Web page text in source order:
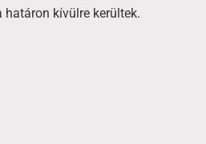
határon kívülre kerültek.